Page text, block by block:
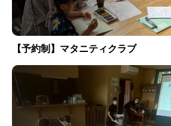
【予約制】マタニティクラブ